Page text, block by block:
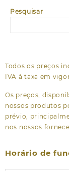
Pesquisar
Todos os preços
IVA à taxa em
Os preços,
nossos produtos
prévio,
nos nossos
Horário de